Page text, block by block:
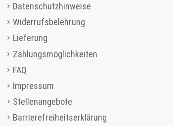
Datenschutzhinweise
Widerrufsbelehrung
Lieferung
Zahlungsmöglichkeiten
FAQ
Impressum
Stellenangebote
Barrierefreiheitserklärung